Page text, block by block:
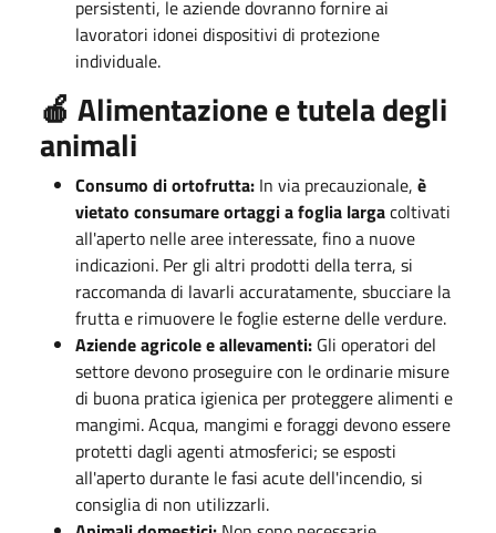
persistenti, le aziende dovranno fornire ai
lavoratori idonei dispositivi di protezione
individuale.
🍎 Alimentazione e tutela degli
animali
Consumo di ortofrutta: In via precauzionale, è
vietato consumare ortaggi a foglia largacoltivati
all'aperto nelle aree interessate, fino a nuove
indicazioni. Per gli altri prodotti della terra, si
raccomanda di lavarli accuratamente, sbucciare la
frutta e rimuovere le foglie esterne delle verdure.
Aziende agricole e allevamenti: Gli operatori del
settore devono proseguire con le ordinarie misure
di buona pratica igienica per proteggere alimenti e
mangimi.Acqua, mangimi e foraggi devono essere
protetti dagli agenti atmosferici; se esposti
all'aperto durante le fasi acute dell'incendio, si
consiglia di non utilizzarli.